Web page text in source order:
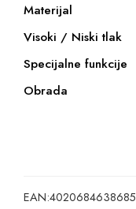
Materijal
Visoki / Niski tlak
Specijalne funkcije
Obrada
EAN:4020684638685